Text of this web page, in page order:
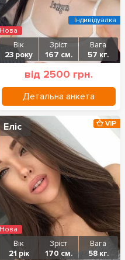
Вік
23 року
Зріст
167 см.
Вага
57 кг.
від 2500 грн.
Детальна анкета
Нова
Індивідуалка
Еліс
Вік
21 рік
Зріст
170 см.
Вага
58 кг.
VIP
Нова